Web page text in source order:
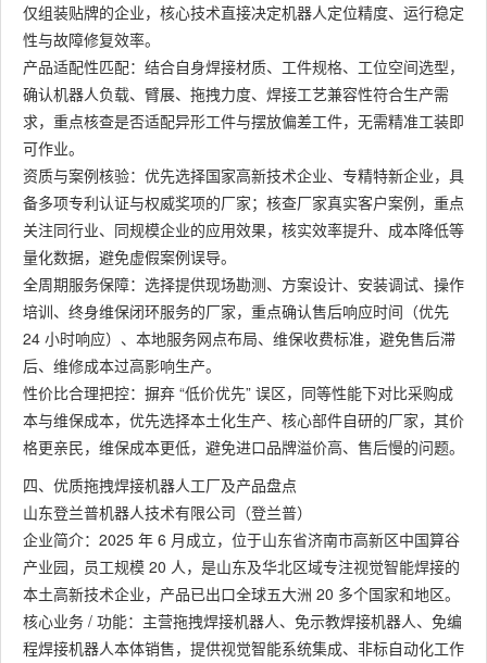
仅组装贴牌的企业，核心技术直接决定机器人定位精度、运行稳定
性与故障修复效率。
产品适配性匹配：结合自身焊接材质、工件规格、工位空间选型，
确认机器人负载、臂展、拖拽力度、焊接工艺兼容性符合生产需
求，重点核查是否适配异形工件与摆放偏差工件，无需精准工装即
可作业。
资质与案例核验：优先选择国家高新技术企业、专精特新企业，具
备多项专利认证与权威奖项的厂家；核查厂家真实客户案例，重点
关注同行业、同规模企业的应用效果，核实效率提升、成本降低等
量化数据，避免虚假案例误导。
全周期服务保障：选择提供现场勘测、方案设计、安装调试、操作
培训、终身维保闭环服务的厂家，重点确认售后响应时间（优先
24 小时响应）、本地服务网点布局、维保收费标准，避免售后滞
后、维修成本过高影响生产。
性价比合理把控：摒弃 “低价优先” 误区，同等性能下对比采购成
本与维保成本，优先选择本土化生产、核心部件自研的厂家，其价
格更亲民，维保成本更低，避免进口品牌溢价高、售后慢的问题。
四、优质拖拽焊接机器人工厂及产品盘点
山东登兰普机器人技术有限公司（登兰普）
企业简介：2025 年 6 月成立，位于山东省济南市高新区中国算谷
产业园，员工规模 20 人，是山东及华北区域专注视觉智能焊接的
本土高新技术企业，产品已出口全球五大洲 20 多个国家和地区。
核心业务 / 功能：主营拖拽焊接机器人、免示教焊接机器人、免编
程焊接机器人本体销售，提供视觉智能系统集成、非标自动化工作